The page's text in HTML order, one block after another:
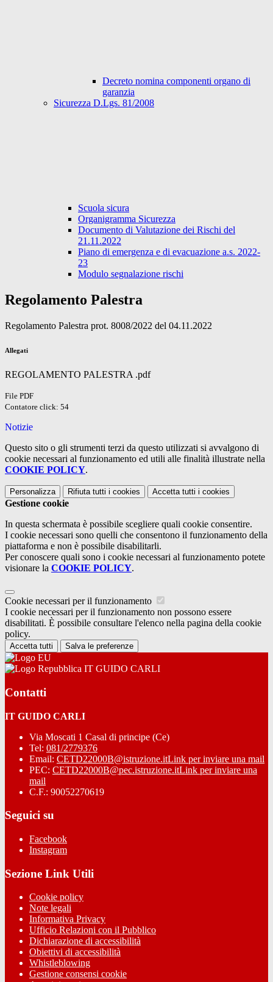
Decreto nomina componenti organo di
garanzia
Sicurezza D.Lgs. 81/2008
Scuola sicura
Organigramma Sicurezza
Documento di Valutazione dei Rischi del
21.11.2022
Piano di emergenza e di evacuazione a.s. 2022-
23
Modulo segnalazione rischi
Regolamento Palestra
Regolamento Palestra prot. 8008/2022 del 04.11.2022
Allegati
REGOLAMENTO PALESTRA .pdf
File PDF
Contatore click: 54
Notizie
Questo sito o gli strumenti terzi da questo utilizzati si avvalgono di
cookie necessari al funzionamento ed utili alle finalità illustrate nella
COOKIE POLICY.
Personalizza Rifiuta tutti i cookies Accetta tutti i cookies
Gestione cookie
In questa schermata è possibile scegliere quali cookie consentire.
I cookie necessari sono quelli che consentono il funzionamento della
piattaforma e non è possibile disabilitarli.
Per conoscere quali sono i cookie necessari al funzionamento potete
visionare la COOKIE POLICY.
Cookie necessari per il funzionamento
I cookie necessari per il funzionamento non possono essere
disabilitati. È possibile consultare l'elenco nella pagina della cookie
policy.
Accetta tutti Salva le preferenze
IT GUIDO CARLI
Contatti
IT GUIDO CARLI
Via Moscati 1 Casal di principe (Ce)
Tel: 081/2779376
Email: CETD22000B@istruzione.itLink per inviare una mail
PEC: CETD22000B@pec.istruzione.itLink per inviare una
mail
C.F.: 90052270619
Seguici su
Facebook
Instagram
Sezione Link Utili
Cookie policy
Note legali
Informativa Privacy
Ufficio Relazioni con il Pubblico
Dichiarazione di accessibilità
Obiettivi di accessibilità
Whistleblowing
Gestione consensi cookie